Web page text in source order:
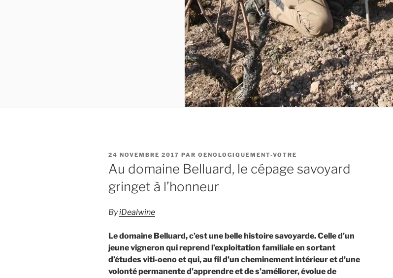
PUBLIÉ
LE
24 NOVEMBRE 2017 PAR OENOLOGIQUEMENT-VOTRE
Au domaine Belluard, le cépage savoyard
gringet à l’honneur
ByiDealwine
Le domaine Belluard, c’est une belle histoire savoyarde. Celle d’un
jeune vigneron qui reprend l’exploitation familiale en sortant
d’études viti-oeno et qui, au fil d’un cheminement intérieur et d’une
volonté permanente d’apprendre et de s’améliorer, évolue de